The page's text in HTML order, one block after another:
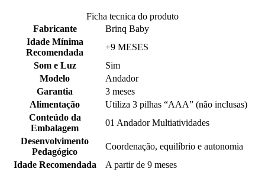
Ficha tecnica do produto
Fabricante
Brinq Baby
Idade Mínima
Recomendada
+9 MESES
Som e Luz
Sim
Modelo
Andador
Garantia
3 meses
Alimentação
Utiliza 3 pilhas “AAA” (não inclusas)
Conteúdo da
Embalagem
01 Andador Multiatividades
Desenvolvimento
Pedagógico
Coordenação, equilíbrio e autonomia
Idade Recomendada
A partir de 9 meses